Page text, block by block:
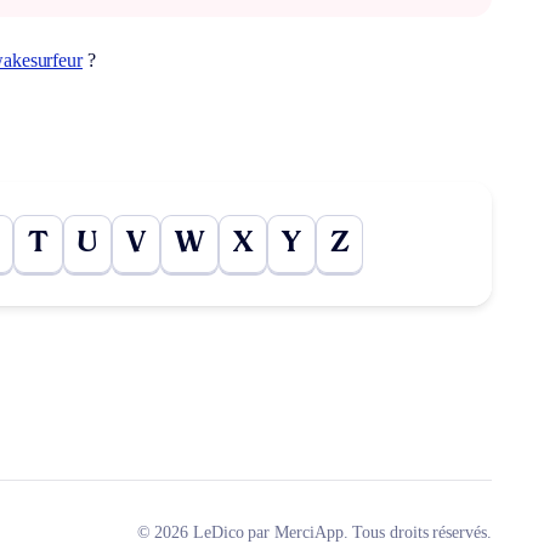
?
T U V W X Y Z
© 2026 LeDico par MerciApp. Tous droits réservés.